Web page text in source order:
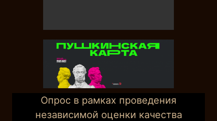
Опрос в рамках проведения
независимой оценки качества